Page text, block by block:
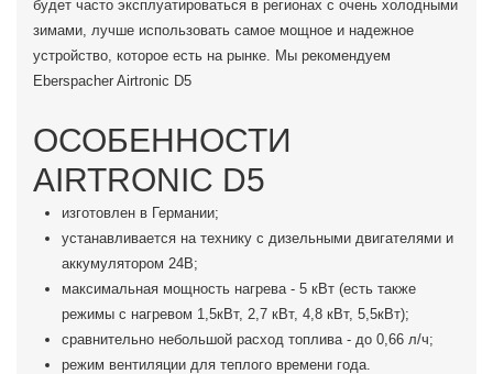
будет часто эксплуатироваться в регионах с очень холодными
зимами, лучше использовать самое мощное и надежное
устройство, которое есть на рынке. Мы рекомендуем
Eberspacher Airtronic D5
ОСОБЕННОСТИ
AIRTRONIC D5
изготовлен в Германии;
устанавливается на технику с дизельными двигателями и
аккумулятором 24В;
максимальная мощность нагрева - 5 кВт (есть также
режимы с нагревом 1,5кВт, 2,7 кВт, 4,8 кВт, 5,5кВт);
сравнительно небольшой расход топлива - до 0,66 л/ч;
режим вентиляции для теплого времени года.